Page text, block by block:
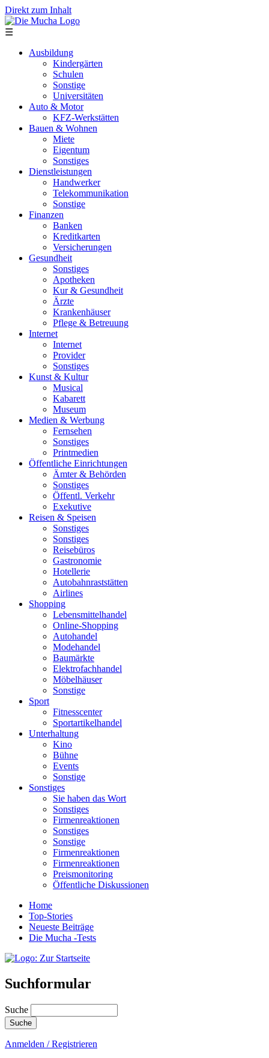
Direkt zum Inhalt
☰
Ausbildung
Kindergärten
Schulen
Sonstige
Universitäten
Auto & Motor
KFZ-Werkstätten
Bauen & Wohnen
Miete
Eigentum
Sonstiges
Dienstleistungen
Handwerker
Telekommunikation
Sonstige
Finanzen
Banken
Kreditkarten
Versicherungen
Gesundheit
Sonstiges
Apotheken
Kur & Gesundheit
Ärzte
Krankenhäuser
Pflege & Betreuung
Internet
Internet
Provider
Sonstiges
Kunst & Kultur
Musical
Kabarett
Museum
Medien & Werbung
Fernsehen
Sonstiges
Printmedien
Öffentliche Einrichtungen
Ämter & Behörden
Sonstiges
Öffentl. Verkehr
Exekutive
Reisen & Speisen
Sonstiges
Sonstiges
Reisebüros
Gastronomie
Hotellerie
Autobahnraststätten
Airlines
Shopping
Lebensmittelhandel
Online-Shopping
Autohandel
Modehandel
Baumärkte
Elektrofachhandel
Möbelhäuser
Sonstige
Sport
Fitnesscenter
Sportartikelhandel
Unterhaltung
Kino
Bühne
Events
Sonstige
Sonstiges
Sie haben das Wort
Sonstiges
Firmenreaktionen
Sonstiges
Sonstige
Firmenreaktionen
Firmenreaktionen
Preismonitoring
Öffentliche Diskussionen
Home
Top-Stories
Neueste Beiträge
Die Mucha -Tests
Suchformular
Suche
Anmelden / Registrieren